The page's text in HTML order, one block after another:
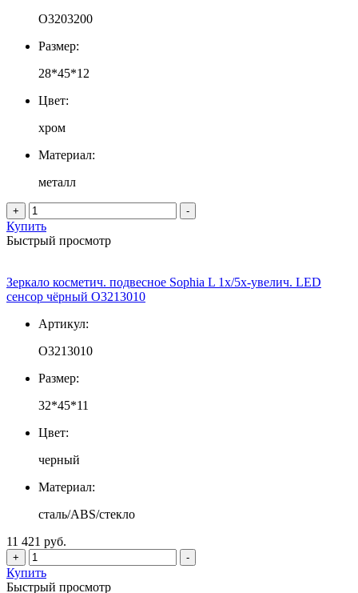
О3203200
Размер:
28*45*12
Цвет:
хром
Материал:
металл
+ -
Купить
Быстрый просмотр
Зеркало косметич. подвесное Sophia L 1х/5х-увелич. LED
сенсор чёрный О3213010
Артикул:
О3213010
Размер:
32*45*11
Цвет:
черный
Материал:
сталь/ABS/стекло
11 421 руб.
+ -
Купить
Быстрый просмотр